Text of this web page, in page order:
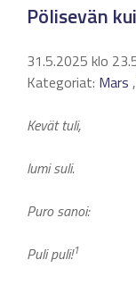
Pölisevän
31.5.2025 klo
Kategoriat: Mars ,
Kevät tuli,
lumi suli.
Puro sanoi:
Puli puli!1